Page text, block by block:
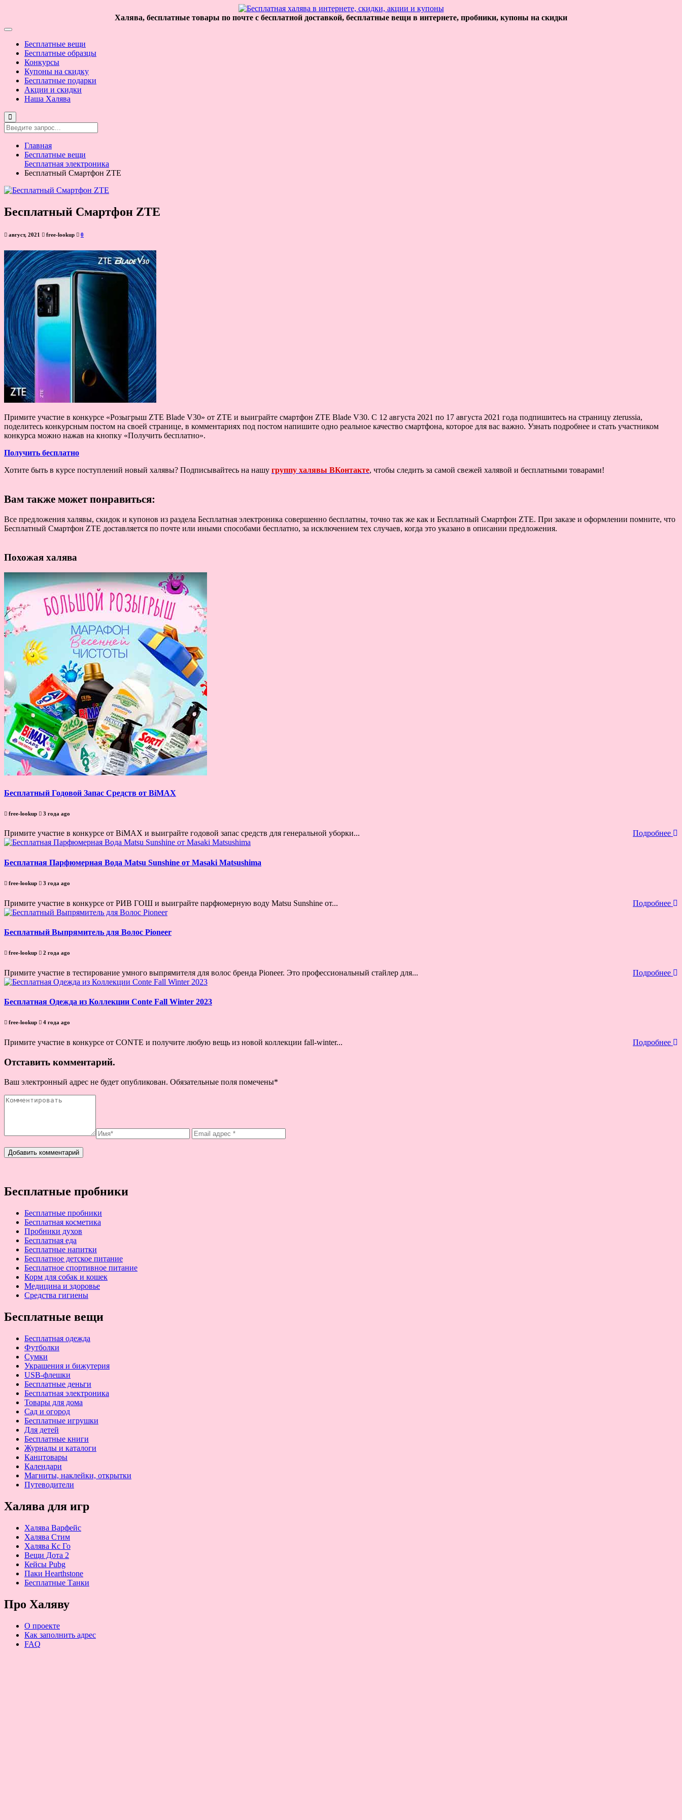
Халява, бесплатные товары по почте с бесплатной доставкой, бесплатные вещи в интернете, пробники, купоны на скидки
Бесплатные вещи
Бесплатные образцы
Конкурсы
Купоны на скидку
Бесплатные подарки
Акции и скидки
Наша Халява
Главная
Бесплатные вещи
Бесплатная электроника
Бесплатный Смартфон ZTE
Бесплатный Смартфон ZTE
август, 2021 free-lookup 0
Примите участие в конкурсе «Розыгрыш ZTE Blade V30» от ZTE и выиграйте смартфон ZTE Blade V30. С 12 августа 2021 по 17 августа 2021 года подпишитесь на страницу zterussia,
поделитесь конкурсным постом на своей странице, в комментариях под постом напишите одно реальное качество смартфона, которое для вас важно. Узнать подробнее и стать участником
конкурса можно нажав на кнопку «Получить бесплатно».
Получить бесплатно
Хотите быть в курсе поступлений новый халявы? Подписывайтесь на нашу группу халявы ВКонтакте, чтобы следить за самой свежей халявой и бесплатными товарами!
Вам также может понравиться:
Все предложения халявы, скидок и купонов из раздела Бесплатная электроника совершенно бесплатны, точно так же как и Бесплатный Смартфон ZTE. При заказе и оформлении помните, что
Бесплатный Смартфон ZTE доставляется по почте или иными способами бесплатно, за исключением тех случаев, когда это указано в описании предложения.
Похожая халява
Бесплатный Годовой Запас Средств от BiMAX
free-lookup 3 года ago
Примите участие в конкурсе от BiMAX и выиграйте годовой запас средств для генеральной уборки... Подробнее
Бесплатная Парфюмерная Вода Matsu Sunshine от Masaki Matsushima
free-lookup 3 года ago
Примите участие в конкурсе от РИВ ГОШ и выиграйте парфюмерную воду Matsu Sunshine от... Подробнее
Бесплатный Выпрямитель для Волос Pioneer
free-lookup 2 года ago
Примите участие в тестирование умного выпрямителя для волос бренда Pioneer. Это профессиональный стайлер для... Подробнее
Бесплатная Одежда из Коллекции Conte Fall Winter 2023
free-lookup 4 года ago
Примите участие в конкурсе от CONTE и получите любую вещь из новой коллекции fall-winter... Подробнее
Отставить комментарий.
Ваш электронный адрес не будет опубликован. Обязательные поля помечены*
Бесплатные пробники
Бесплатные пробники
Бесплатная косметика
Пробники духов
Бесплатная еда
Бесплатные напитки
Бесплатное детское питание
Бесплатное спортивное питание
Корм для собак и кошек
Медицина и здоровье
Средства гигиены
Бесплатные вещи
Бесплатная одежда
Футболки
Сумки
Украшения и бижутерия
USB-флешки
Бесплатные деньги
Бесплатная электроника
Товары для дома
Сад и огород
Бесплатные игрушки
Для детей
Бесплатные книги
Журналы и каталоги
Канцтовары
Календари
Магниты, наклейки, открытки
Путеводители
Халява для игр
Халява Варфейс
Халява Стим
Халява Кс Го
Вещи Дота 2
Кейсы Pubg
Паки Hearthstone
Бесплатные Танки
Про Халяву
О проекте
Как заполнить адрес
FAQ